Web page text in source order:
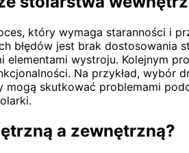
który wymaga staranności i
błędów jest brak
elementami wystroju. Kolejnym
Na przykład,
skutkować problemami
a zewnętrzną?